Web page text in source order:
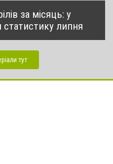
за місяць: у
липня
тут